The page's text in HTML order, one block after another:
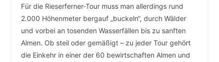
Für die Rieserferner-Tour muss man allerdings rund
2.000 Höhenmeter bergauf „buckeln“, durch Wälder
und vorbei an tosenden Wasserfällen bis zu sanften
Almen. Ob steil oder gemäßigt – zu jeder Tour gehört
die Einkehr in einer der 60 bewirtschaften Almen und